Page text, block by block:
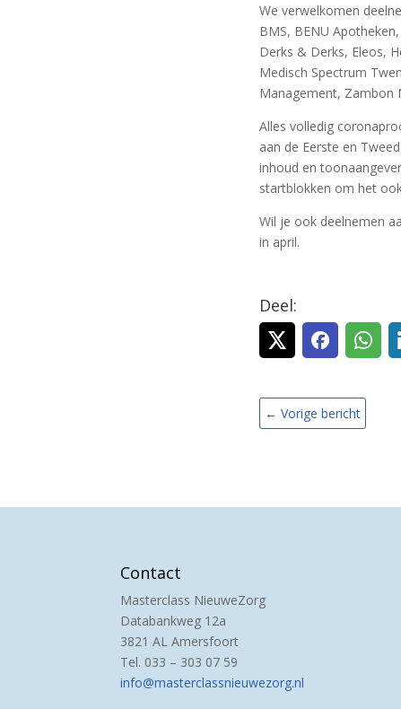
We verwelkomen
BMS, BENU
Derks & Derks, Eleos,
Medisch Spectrum
Management, Zambon
Alles volledig
aan de Eerste en
inhoud en
startblokken om het
Wil je ook deelnemen
in april.
Deel:
← Vorige bericht
Contact
Masterclass NieuweZorg
Databankweg 12a
3821 AL Amersfoort
Tel. 033 – 303 07 59
info@masterclassnieuwezorg.nl